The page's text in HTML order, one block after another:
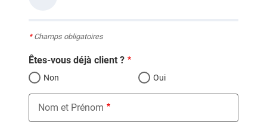
*Champs obligatoires
Êtes-vous déjà client ?
Non Oui
Nom et Prénom